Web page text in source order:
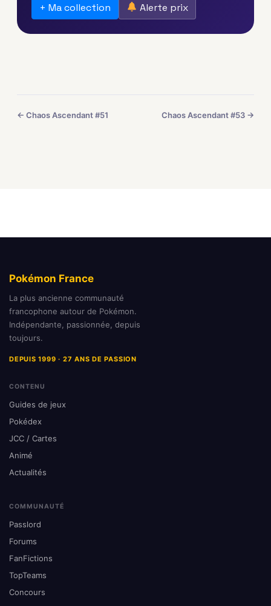
+ Ma collection Alerte prix
← Chaos Ascendant #51 Chaos Ascendant #53 →
Pokémon France
La plus ancienne communauté
francophone autour de Pokémon.
Indépendante, passionnée, depuis
toujours.
DEPUIS 1999 · 27 ANS DE PASSION
CONTENU
Guides de jeux
Pokédex
JCC / Cartes
Animé
Actualités
COMMUNAUTÉ
Passlord
Forums
FanFictions
TopTeams
Concours